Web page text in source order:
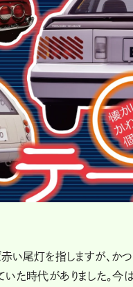
い尾灯を指しますが、か
いた時代がありました。今